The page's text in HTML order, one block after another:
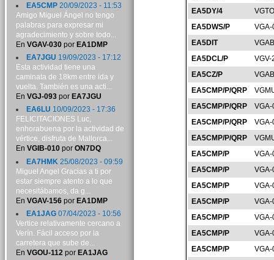
EA5DY/4
EA5DWS/P
EA5DIT
EA5DCL/P
VGV-
EA5CZ/P
EA5CMP/P/QRP
EA5CMP/P/QRP
EA5CMP/P/QRP
EA5CMP/P/QRP
EA5CMP/P
EA5CMP/P
EA5CMP/P
EA5CMP/P
VGA-
EA5CMP/P
EA5CMP/P
EA5CMP/P
EA5CMP20/09/2023 - 11:53
Amigo Miguel Ángel no tengo
palabras para expresar mi
agradecimiento y sobre todo...
En VGAV-030por EA1DMP
EA7JGU 19/09/2023 - 17:12
Esta actividad tiene una
caminata de 18km entre ida y
vuelta. También es una acti...
En VGJ-093por EA7JGU
EA6LU 10/09/2023 - 17:36
FELICITACIONES Luc,
enhorabuena por la actividad de
vértice, disfruta de Mallorca...
En VGIB-010por ON7DQ
EA7HMK 25/08/2023 - 09:59
Miguel Angel Gracias a ti por
estar siempre atento a lo que
necesitábamos, da g...
En VGAV-156por EA1DMP
EA1JAG07/04/2023 - 10:56
Vertice relativamente cercano a
Verín. Fácil acceso por la
carretera que sube de...
En VGOU-112por EA1JAG